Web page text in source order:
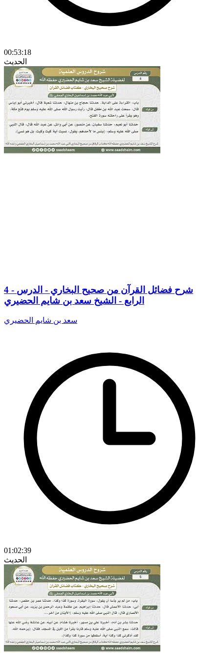
00:53:18
الحديث
4 - شرح فضائل القرآن من صحيح البخاري - الدرس
الرابع - الشيخ سعد بن شايم الحضيري
سعد بن شايم الحضيري
01:02:39
الحديث